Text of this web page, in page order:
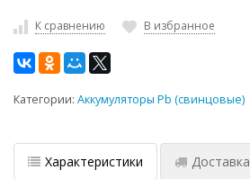
К сравнению В избранное
Категории: Аккумуляторы Pb (свинцовые)
Характеристики Доставка